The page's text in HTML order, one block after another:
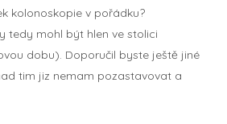
kolonoskopie v pořádku?
tedy mohl být hlen ve stolici
dobu). Doporučil byste ještě jiné
tim jiz nemam pozastavovat a